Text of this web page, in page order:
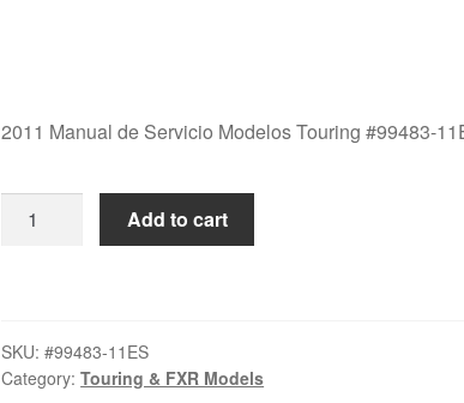
2011 Manual de Servicio Modelos Touring #99483-
2011
Touring
#99483-
Add to cart
SKU:#99483-11ES
Category:Touring & FXR Models